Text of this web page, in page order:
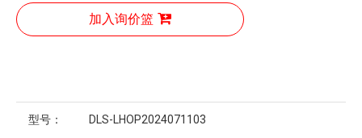
加入询价篮
型号： DLS-LHOP2024071103